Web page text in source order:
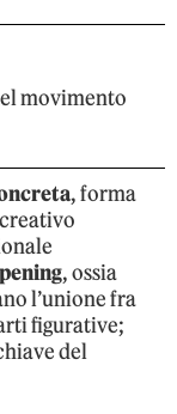
movimento
, forma
, ossia
l’unione fra
figurative;
del